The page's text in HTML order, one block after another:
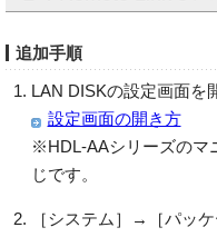
追加手順
LAN DISKの設定画面を
設定画面の開き方
※HDL-AAシリーズのマ
じです。
［システム］→［パッ